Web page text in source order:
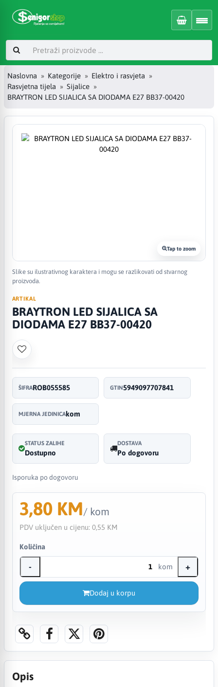
Naslovna Kategorije
Elektro i rasvjeta
Rasvjetna tijela
Sijalice
BRAYTRON LED SIJALICA SA DIODAMA E27 BB37-00420
Tap to zoom
Slike su ilustrativnog karaktera i mogu se razlikovati od stvarnog
proizvoda.
ARTIKAL
BRAYTRON LED SIJALICA SA
DIODAMA E27 BB37-00420
ŠIFRAROB055585 GTIN5949097707841
MJERNA JEDINICAkom
STATUS ZALIHE
Dostupno
DOSTAVA
Po dogovoru
Isporuka po dogovoru
3,80 KM/ kom
PDV uključen u cijenu: 0,55 KM
Količina
- kom +
Dodaj u korpu
Opis